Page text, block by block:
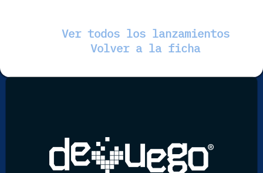
Ver todos los lanzamientos
Volver a la ficha